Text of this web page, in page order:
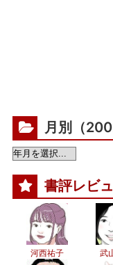
月別（
書評レビ
河西祐子 武